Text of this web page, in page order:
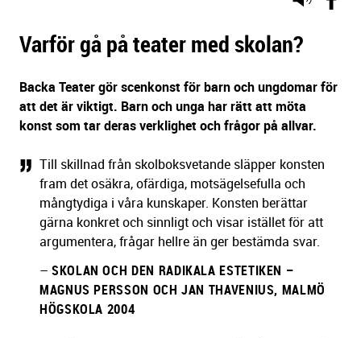
sidans
Varför gå på teater med skolan?
Backa Teater gör scenkonst för barn och ungdomar för
att det är viktigt. Barn och unga har rätt att möta
konst som tar deras verklighet och frågor på allvar.
Till skillnad från skolboksvetande släpper konsten
fram det osäkra, ofärdiga, motsägelsefulla och
mångtydiga i våra kunskaper. Konsten berättar
gärna konkret och sinnligt och visar istället för att
argumentera, frågar hellre än ger bestämda svar.
– SKOLAN OCH DEN RADIKALA ESTETIKEN –
MAGNUS PERSSON OCH JAN THAVENIUS, MALMÖ
HÖGSKOLA 2004